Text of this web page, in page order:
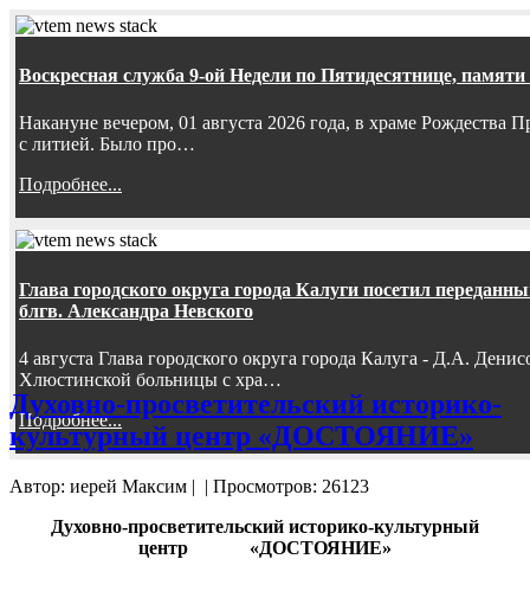
Воскресная служба 9-ой Недели по Пятидесятнице,
Накануне вечером, 01 августа 2026 года, в храме
с литией. Было про…
Подробнее...
Глава городского округа города Калуги посетил
блгв. Александра Невского
4 августа Глава городского округа города Калуга - Д.А.
Хлюстинской больницы с хра…
Подробнее...
Духовно-просветительский историко-
культурный центр «ДОСТОЯНИЕ»
Автор: иерей Максим | | Просмотров: 26123
Духовно-просветительский историко-культурный
центр «ДОСТОЯНИЕ»